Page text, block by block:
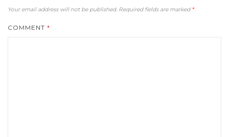
Your email address will not be published. Required fields are marked *
COMMENT *